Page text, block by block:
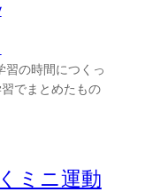
習の時間につくっ
でまとめたもの
ミニ運動